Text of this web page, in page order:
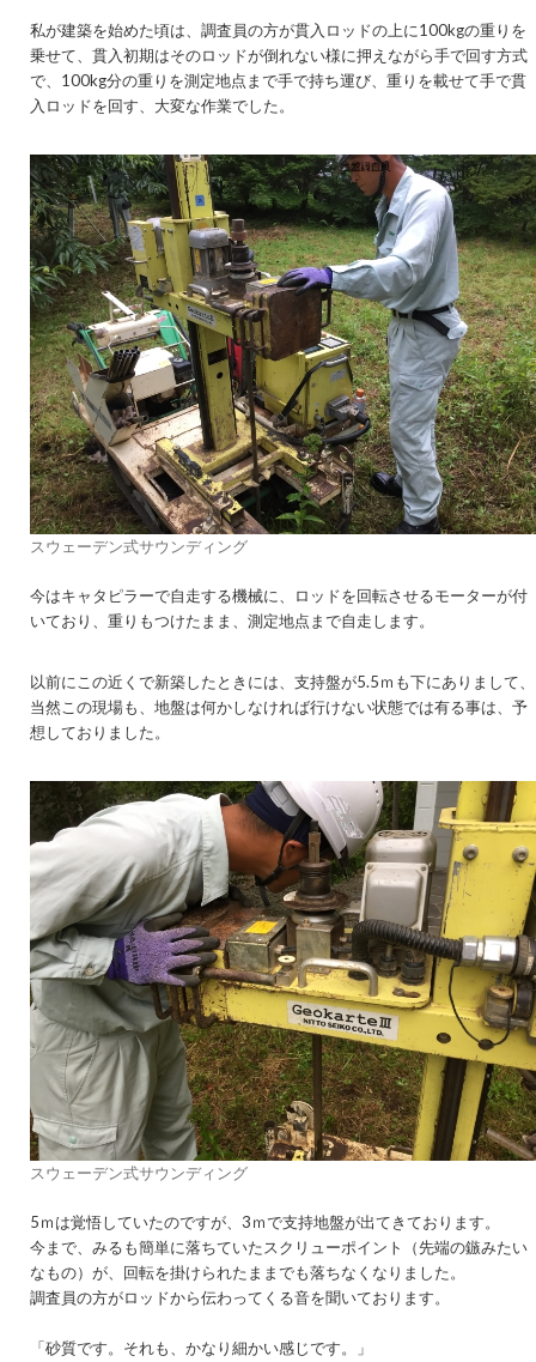
私が建築を始めた頃は、調査員の方が貫入ロッドの上に100kgの重りを
乗せて、貫入初期はそのロッドが倒れない様に押えながら手で回す方式
で、100kg分の重りを測定地点まで手で持ち運び、重りを載せて手で貫
入ロッドを回す、大変な作業でした。
スウェーデン式サウンディング
今はキャタピラーで自走する機械に、ロッドを回転させるモーターが付
いており、重りもつけたまま、測定地点まで自走します。
以前にこの近くで新築したときには、支持盤が5.5ｍも下にありまして、
当然この現場も、地盤は何かしなければ行けない状態では有る事は、予
想しておりました。
スウェーデン式サウンディング
5ｍは覚悟していたのですが、3ｍで支持地盤が出てきております。
今まで、みるも簡単に落ちていたスクリューポイント（先端の鏃みたい
なもの）が、回転を掛けられたままでも落ちなくなりました。
調査員の方がロッドから伝わってくる音を聞いております。
「砂質です。それも、かなり細かい感じです。」